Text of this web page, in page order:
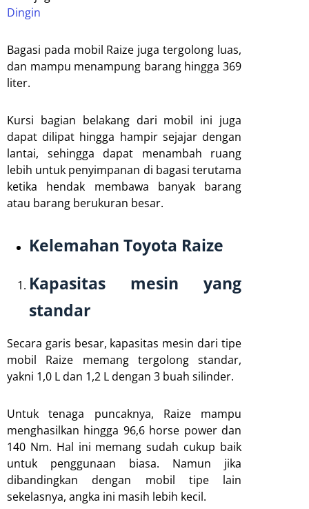
Dingin
Bagasi pada mobil Raize juga tergolong luas,
dan mampu menampung barang hingga 369
liter.
Kursi bagian belakang dari mobil ini juga
dapat dilipat hingga hampir sejajar dengan
lantai, sehingga dapat menambah ruang
lebih untuk penyimpanan di bagasi terutama
ketika hendak membawa banyak barang
atau barang berukuran besar.
Kelemahan Toyota Raize
Kapasitas mesin yang
standar
Secara garis besar, kapasitas mesin dari tipe
mobil Raize memang tergolong standar,
yakni 1,0 L dan 1,2 L dengan 3 buah silinder.
Untuk tenaga puncaknya, Raize mampu
menghasilkan hingga 96,6 horse power dan
140 Nm. Hal ini memang sudah cukup baik
untuk penggunaan biasa. Namun jika
dibandingkan dengan mobil tipe lain
sekelasnya, angka ini masih lebih kecil.